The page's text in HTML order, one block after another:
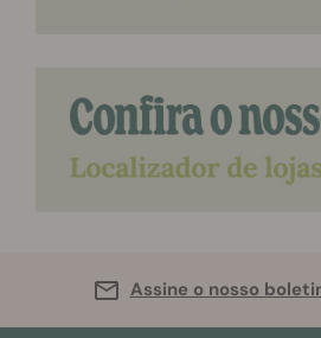
Assine o nosso